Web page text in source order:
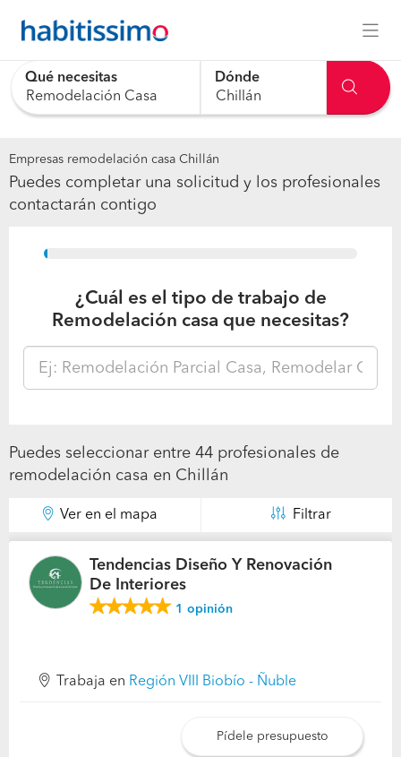
Qué necesitas Dónde
Empresas remodelación casa Chillán
Puedes completar una solicitud y los profesionales
contactarán contigo
15%
¿Cuál es el tipo de trabajo de
Remodelación casa que necesitas?
Puedes seleccionar entre 44 profesionales de
remodelación casa en Chillán
Ver en el mapa Filtrar
Tendencias Diseño Y Renovación
De Interiores
1 opinión
Trabaja en Región VIII Biobío - Ñuble
Pídele presupuesto